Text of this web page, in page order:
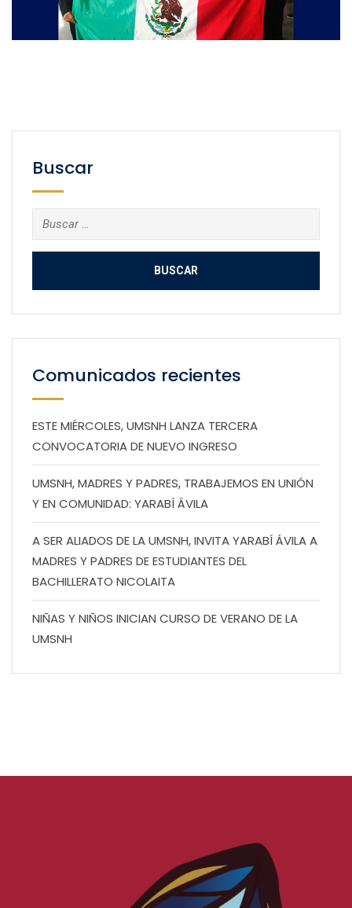
Buscar
Buscar:
Comunicados recientes
ESTE MIÉRCOLES, UMSNH LANZA TERCERA
CONVOCATORIA DE NUEVO INGRESO
UMSNH, MADRES Y PADRES, TRABAJEMOS EN UNIÓN
Y EN COMUNIDAD: YARABÍ ÁVILA
A SER ALIADOS DE LA UMSNH, INVITA YARABÍ ÁVILA A
MADRES Y PADRES DE ESTUDIANTES DEL
BACHILLERATO NICOLAITA
NIÑAS Y NIÑOS INICIAN CURSO DE VERANO DE LA
UMSNH